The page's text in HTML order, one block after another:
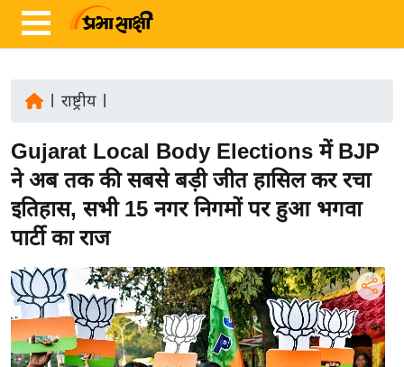
ज़ा
ख
र
ष्ट्री
य
अं
त
राष्ट्रीय|
Gujarat Local Body Elections में BJP
ने अब तक की सबसे बड़ी जीत हासिल कर रचा
इतिहास, सभी 15 नगर निगमों पर हुआ भगवा
पार्टी का राज